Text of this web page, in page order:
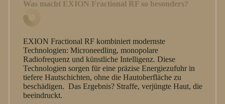
Was macht EXION Fractional RF so besonders?
EXION Fractional RF kombiniert modernste
Technologien: Microneedling, monopolare
Radiofrequenz und künstliche Intelligenz. Diese
Technologien sorgen für eine präzise Energiezufuhr in
tiefere Hautschichten, ohne die Hautoberfläche zu
beschädigen. Das Ergebnis? Straffe, verjüngte Haut, die
beeindruckt.